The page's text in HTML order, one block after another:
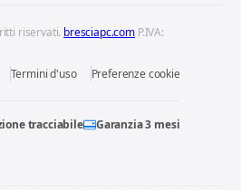
riservati. bresciapc.com P.IVA:
Termini d'uso Preferenze cookie
tracciabile Garanzia 3 mesi